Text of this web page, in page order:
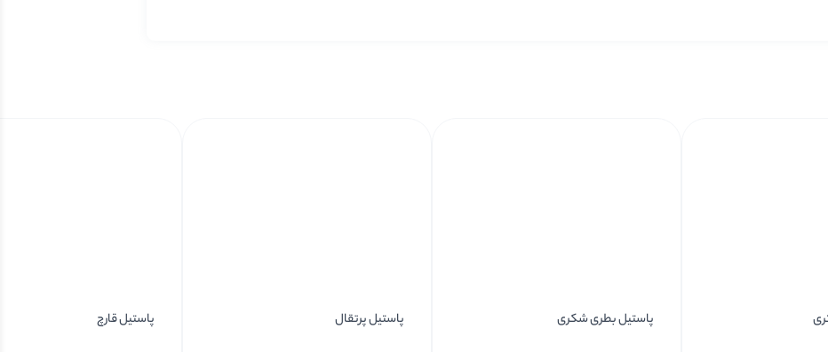
پاستیل بطری شکری پاستیل پرتقال پاستیل قارچ